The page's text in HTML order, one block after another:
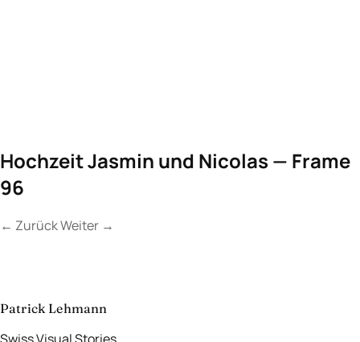
Hochzeit Jasmin und Nicolas — Frame
96
← ZurückWeiter →
aufnehmen→
Patrick Lehmann